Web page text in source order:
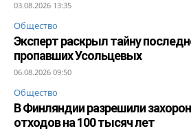
03.08.2026 13:35
Общество
Эксперт раскрыл тайну
пропавших Усольцевых
06.08.2026 09:50
Общество
В Финляндии разрешили
отходов на 100 тысяч лет